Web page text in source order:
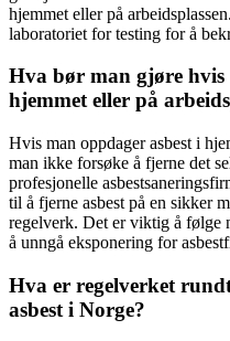
hjemmet eller på
laboratoriet for testing for å
Hva bør man gjøre hvis
hjemmet eller på
Hvis man oppdager asbest i
man ikke forsøke å fjerne det
profesjonelle
til å fjerne asbest på en sikker
regelverk. Det er viktig å følge
å unngå eksponering for
Hva er regelverket
asbest i Norge?